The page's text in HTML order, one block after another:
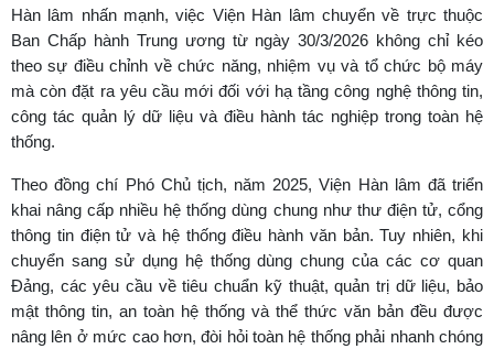
Hàn lâm nhấn mạnh, việc Viện Hàn lâm chuyển về trực thuộc
Ban Chấp hành Trung ương từ ngày 30/3/2026 không chỉ kéo
theo sự điều chỉnh về chức năng, nhiệm vụ và tổ chức bộ máy
mà còn đặt ra yêu cầu mới đối với hạ tầng công nghệ thông tin,
công tác quản lý dữ liệu và điều hành tác nghiệp trong toàn hệ
thống.
Theo đồng chí Phó Chủ tịch, năm 2025, Viện Hàn lâm đã triển
khai nâng cấp nhiều hệ thống dùng chung như thư điện tử, cổng
thông tin điện tử và hệ thống điều hành văn bản. Tuy nhiên, khi
chuyển sang sử dụng hệ thống dùng chung của các cơ quan
Đảng, các yêu cầu về tiêu chuẩn kỹ thuật, quản trị dữ liệu, bảo
mật thông tin, an toàn hệ thống và thể thức văn bản đều được
nâng lên ở mức cao hơn, đòi hỏi toàn hệ thống phải nhanh chóng